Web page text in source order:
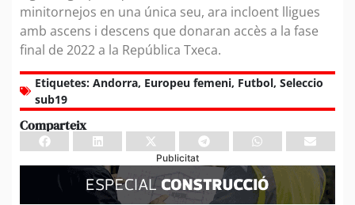
minitornejos en una única seu, ara incloent lligues
amb ascens i descens que donaran accès a la fase
final de 2022 a la República Txeca.
Etiquetes: Andorra, Europeu femeni, Futbol, Seleccio
sub19
Comparteix
Publicitat